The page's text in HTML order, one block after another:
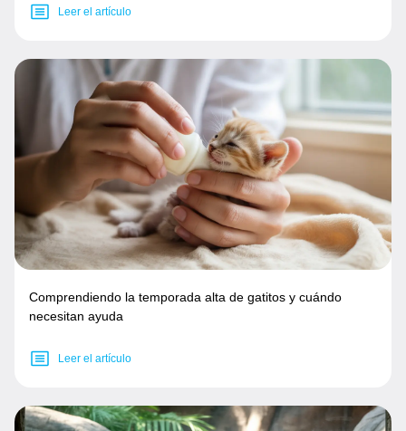
Leer el artículo
Comprendiendo la temporada alta de gatitos y cuándo
necesitan ayuda
Leer el artículo